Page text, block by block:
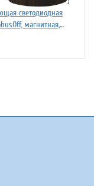
светодиодная
магнитная,